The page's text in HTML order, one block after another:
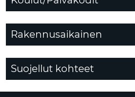
Rakennusaikainen
Suojellut kohteet